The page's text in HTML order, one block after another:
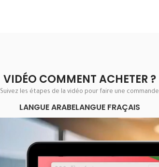
VIDÉO COMMENT ACHETER ?
Suivez les étapes de la vidéo pour faire une commande
LANGUE ARABELANGUE FRAÇAIS